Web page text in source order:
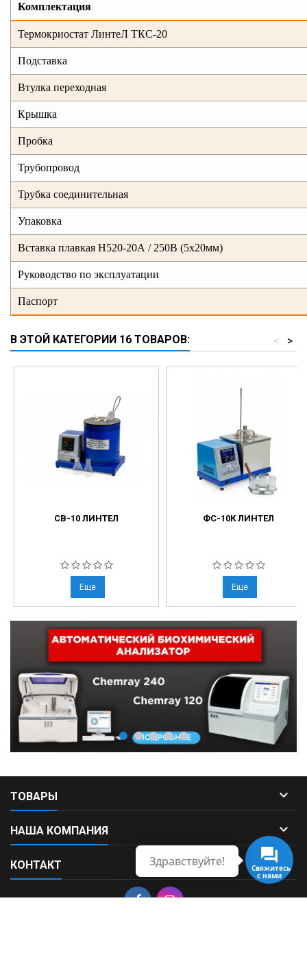
Комплектация
Термокриостат ЛинтеЛ ТКС-20
Подставка
Втулка переходная
Крышка
Пробка
Трубопровод
Трубка соединительная
Упаковка
Вставка плавкая Н520-20А / 250В (5х20мм)
Руководство по эксплуатации
Паспорт
В ЭТОЙ КАТЕГОРИИ 16 ТОВАРОВ: >
<
СВ-10 ЛИНТЕЛ
Еще
ФС-10К ЛИНТЕЛ
Еще
ТОВАРЫ 
НАША КОМПАНИЯ 
КОНТАКТ 
Свяжитесь
с нами
Здравствуйте!